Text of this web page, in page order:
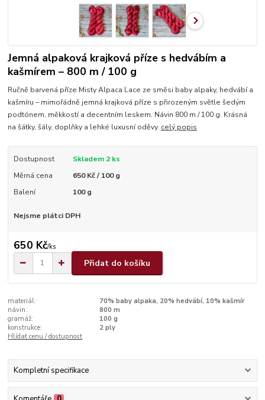
Jemná alpaková krajková příze s hedvábím a
kašmírem – 800 m / 100 g
Ručně barvená příze Misty Alpaca Lace ze směsi baby alpaky, hedvábí a
kašmíru – mimořádně jemná krajková příze s přirozeným světle šedým
podtónem, měkkostí a decentním leskem. Návin 800 m / 100 g. Krásná
na šátky, šály, doplňky a lehké luxusní oděvy. celý popis
Dostupnost
Skladem 2 ks
Měrná cena
650 Kč / 100 g
Balení
100 g
Nejsme plátci DPH
650 Kč/ks
Přidat do košíku
materiál:
70% baby alpaka, 20% hedvábí, 10% kašmír
návin:
800 m
gramáž:
100 g
konstrukce:
2 ply
Hlídat cenu / dostupnost
Kompletní specifikace